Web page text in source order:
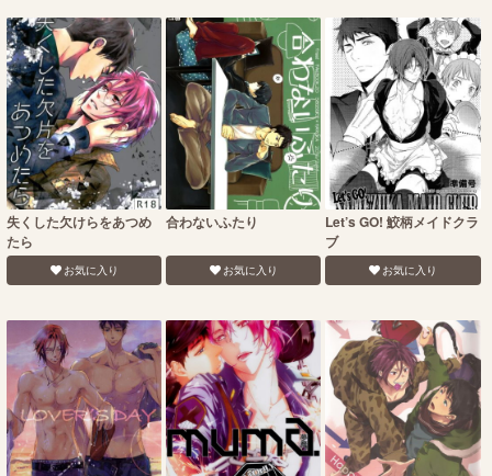
失くした欠けらをあつめ
たら
お気に入り
合わないふたり
お気に入り
Let’s GO! 鮫柄メイドクラ
ブ
お気に入り